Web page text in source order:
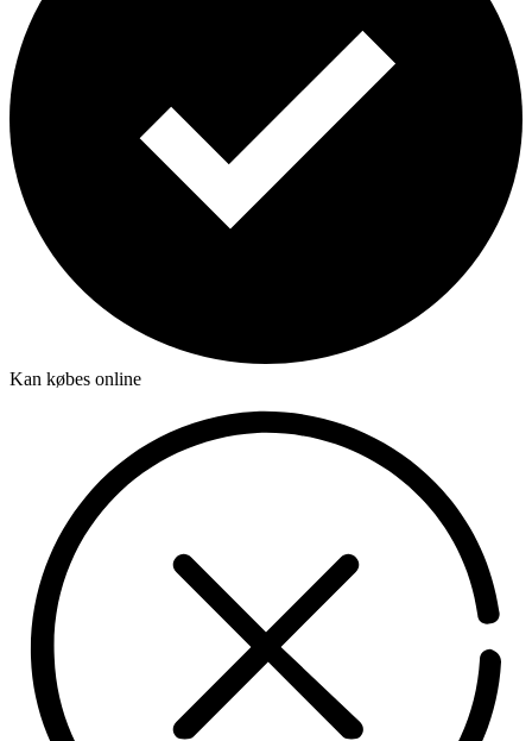
Kan købes online